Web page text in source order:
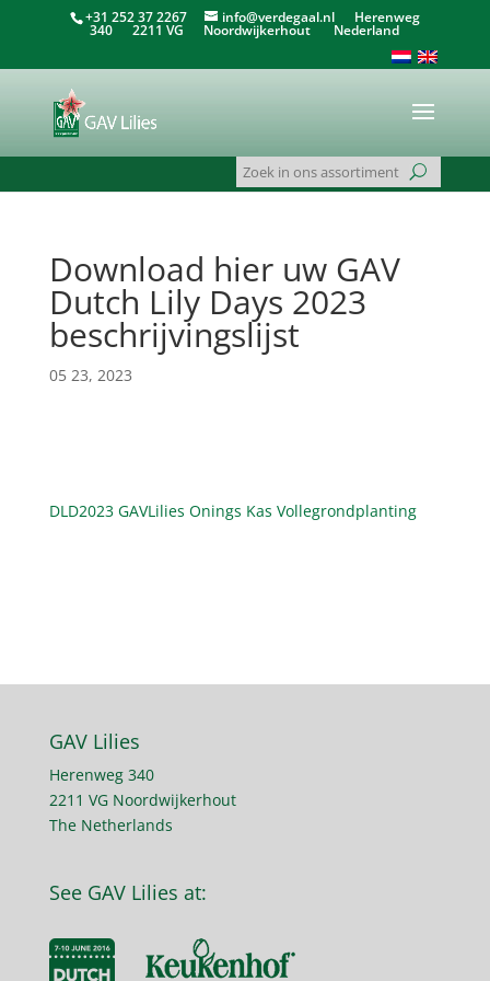
+31 252 37 2267 info@verdegaal.nlHerenweg
340 2211 VG Noordwijkerhout Nederland
Download hier uw GAV
Dutch Lily Days 2023
beschrijvingslijst
05 23, 2023
DLD2023 GAVLilies Onings Kas Vollegrondplanting
GAV Lilies
Herenweg 340
2211 VG Noordwijkerhout
The Netherlands
See GAV Lilies at: